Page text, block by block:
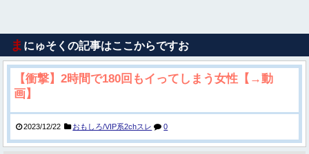
ま にゅそくの記事はここからですお
【衝撃】2時間で180回もイってしまう女性【→動
画】
2023/12/22 おもしろ/VIP系2chスレ 0